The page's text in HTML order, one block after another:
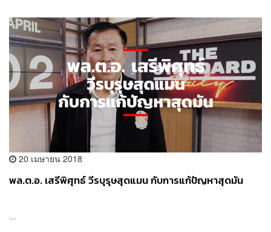
20 เมษายน 2018
พล.ต.อ. เสรีพิศุทธ์ วีรบุรุษสุดแมน กับการแก้ปัญหาสุดมัน
...